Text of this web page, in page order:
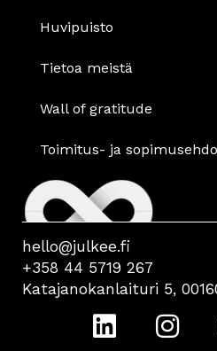
Huvipuisto
Tietoa meistä
Wall of gratitude
Toimitus- ja
hello@julkee.fi
+358 44 5719 267
Katajanokanlaituri 5,